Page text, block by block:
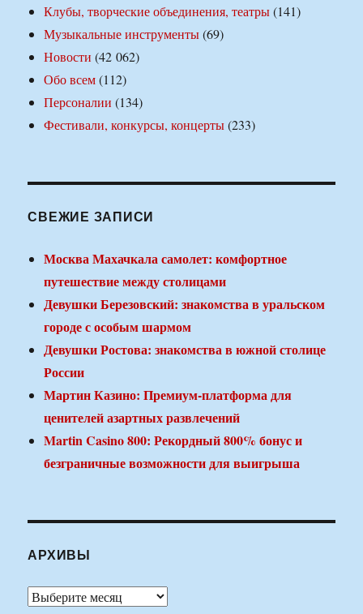
Клубы, творческие объединения, театры(141)
Музыкальные инструменты(69)
Новости (42 062)
Обо всем(112)
Персоналии (134)
Фестивали, конкурсы, концерты(233)
СВЕЖИЕ ЗАПИСИ
Москва Махачкала самолет: комфортное
путешествие между столицами
Девушки Березовский: знакомства в уральском
городе с особым шармом
Девушки Ростова: знакомства в южной столице
России
Мартин Казино: Премиум-платформа для
ценителей азартных развлечений
Martin Casino 800: Рекордный 800% бонус и
безграничные возможности для выигрыша
АРХИВЫ
Архивы